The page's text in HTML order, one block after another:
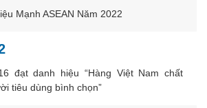
Mạnh ASEAN Năm 2022
đạt danh hiệu “Hàng Việt Nam chất
tiêu dùng bình chọn”